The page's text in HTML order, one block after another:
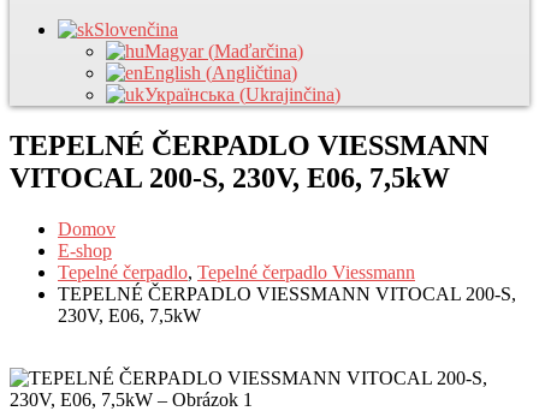
Slovenčina
Magyar (Maďarčina)
English (Angličtina)
Українська (Ukrajinčina)
TEPELNÉ ČERPADLO VIESSMANN
VITOCAL 200-S, 230V, E06, 7,5kW
Domov
E-shop
Tepelné čerpadlo, Tepelné čerpadlo Viessmann
TEPELNÉ ČERPADLO VIESSMANN VITOCAL 200-S,
230V, E06, 7,5kW